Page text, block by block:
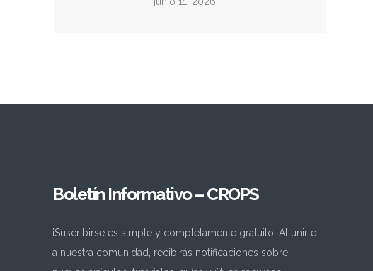
Boletín Informativo – CROPS
¡Suscribirse es simple y completamente gratuito! Al unirte
a nuestra comunidad, recibirás notificaciones sobre